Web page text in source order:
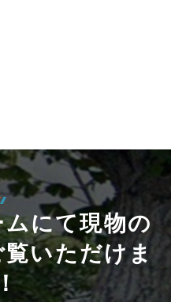
にて現物の
いただけま